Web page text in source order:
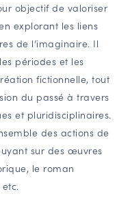
objectif de valoriser
explorant les liens
de l’imaginaire. Il
périodes et les
fictionnelle, tout
du passé à travers
et pluridisciplinaires.
des actions de
sur des œuvres
le roman